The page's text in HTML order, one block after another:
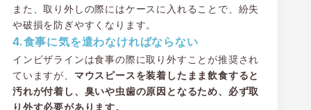
また、取り外しの際にはケースに入れることで、紛失
や破損を防ぎやすくなります。
4.食事に気を遣わなければならない
インビザラインは食事の際に取り外すことが推奨され
ていますが、 マウスピースを装着したまま飲食すると
汚れが付着し、臭いや虫歯の原因となるため、必ず取
り外す必要があります。